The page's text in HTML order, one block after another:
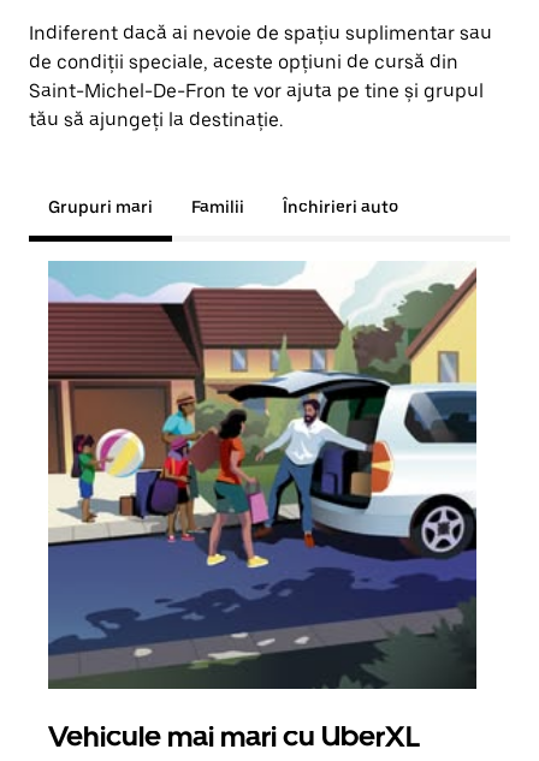
Indiferent dacă ai nevoie de spațiu suplimentar sau
de condiții speciale, aceste opțiuni de cursă din
Saint-Michel-De-Fron te vor ajuta pe tine și grupul
tău să ajungeți la destinație.
Grupuri mari Familii Închirieri auto
Vehicule mai mari cu UberXL